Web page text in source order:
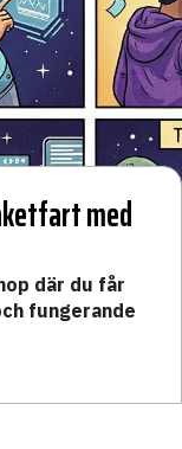
med
där du får
fungerande